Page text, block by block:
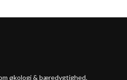
økologi & bæredygtighed.